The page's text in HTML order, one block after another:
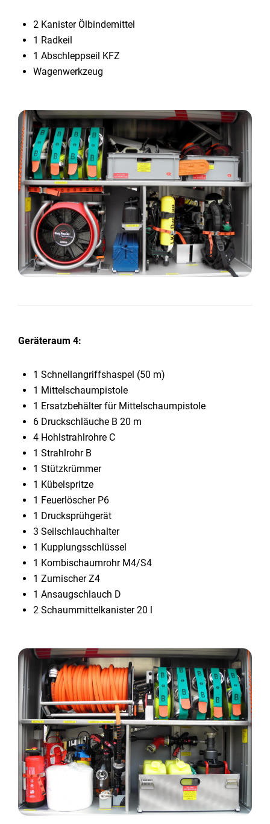
2 Kanister Ölbindemittel
1 Radkeil
1 Abschleppseil KFZ
Wagenwerkzeug
Geräteraum 4:
1 Schnellangriffshaspel (50 m)
1 Mittelschaumpistole
1 Ersatzbehälter für Mittelschaumpistole
6 Druckschläuche B 20 m
4 Hohlstrahlrohre C
1 Strahlrohr B
1 Stützkrümmer
1 Kübelspritze
1 Feuerlöscher P6
1 Drucksprühgerät
3 Seilschlauchhalter
1 Kupplungsschlüssel
1 Kombischaumrohr M4/S4
1 Zumischer Z4
1 Ansaugschlauch D
2 Schaummittelkanister 20 l